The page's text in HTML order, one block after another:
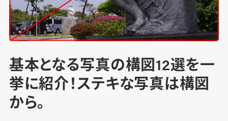
基本となる写真の構図12選を一
挙に紹介！ステキな写真は構図
から。